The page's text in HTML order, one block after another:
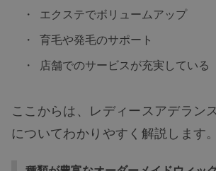
エクステでボリュームアップ
育毛や発毛のサポート
店舗でのサービスが充実している
ここからは、レディースアデラン
についてわかりやすく解説します。